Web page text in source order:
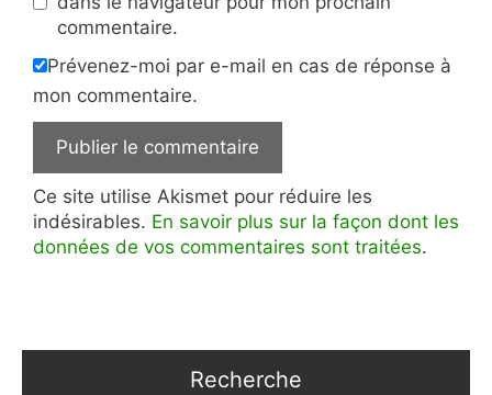
commentaire.
Prévenez-moi par e-mail en cas de réponse à
mon commentaire.
Ce site utilise Akismet pour réduire les
indésirables. En savoir plus sur la façon dont les
données de vos commentaires sont traitées.
Recherche